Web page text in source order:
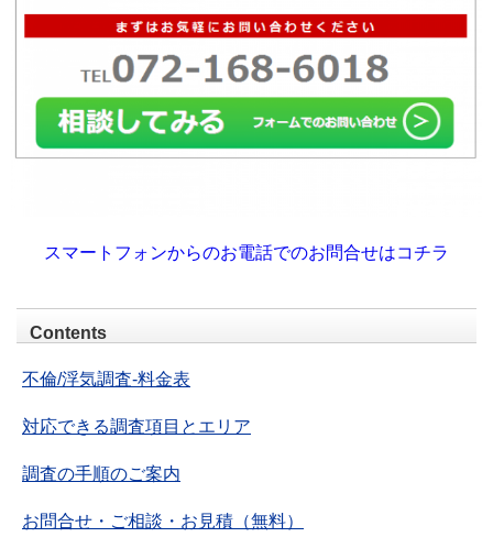
スマートフォンからのお電話でのお問合せはコチラ
Contents
不倫/浮気調査-料金表
対応できる調査項目とエリア
調査の手順のご案内
お問合せ・ご相談・お見積（無料）